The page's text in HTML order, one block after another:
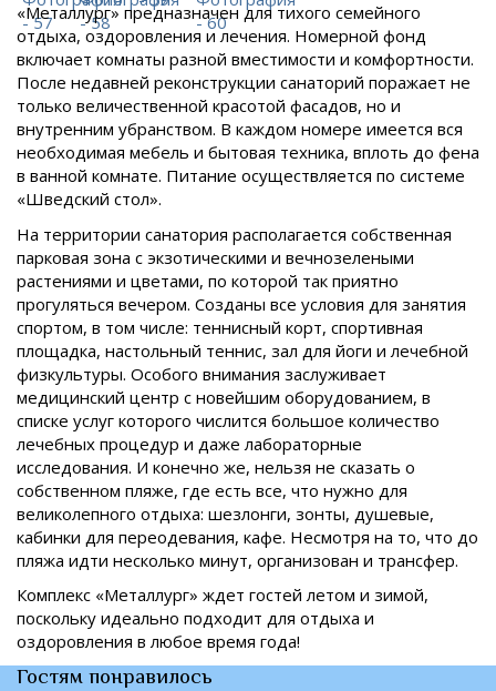
«Металлург» предназначен для тихого семейного
отдыха, оздоровления и лечения. Номерной фонд
включает комнаты разной вместимости и комфортности.
После недавней реконструкции санаторий поражает не
только величественной красотой фасадов, но и
внутренним убранством. В каждом номере имеется вся
необходимая мебель и бытовая техника, вплоть до фена
в ванной комнате. Питание осуществляется по системе
«Шведский стол».
На территории санатория располагается собственная
парковая зона с экзотическими и вечнозелеными
растениями и цветами, по которой так приятно
прогуляться вечером. Созданы все условия для занятия
спортом, в том числе: теннисный корт, спортивная
площадка, настольный теннис, зал для йоги и лечебной
физкультуры. Особого внимания заслуживает
медицинский центр с новейшим оборудованием, в
списке услуг которого числится большое количество
лечебных процедур и даже лабораторные
исследования. И конечно же, нельзя не сказать о
собственном пляже, где есть все, что нужно для
великолепного отдыха: шезлонги, зонты, душевые,
кабинки для переодевания, кафе. Несмотря на то, что до
пляжа идти несколько минут, организован и трансфер.
Комплекс «Металлург» ждет гостей летом и зимой,
поскольку идеально подходит для отдыха и
оздоровления в любое время года!
Гостям понравилось